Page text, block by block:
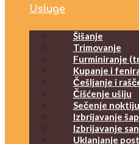
Usluge
Šišanje
Trimovanje
Furminiranje
Kupanje i
Češljanje i
Čišćenje ušiju
Sečenje noktiju
Izbrijavanje
Izbrijavanje
Uklanjanje